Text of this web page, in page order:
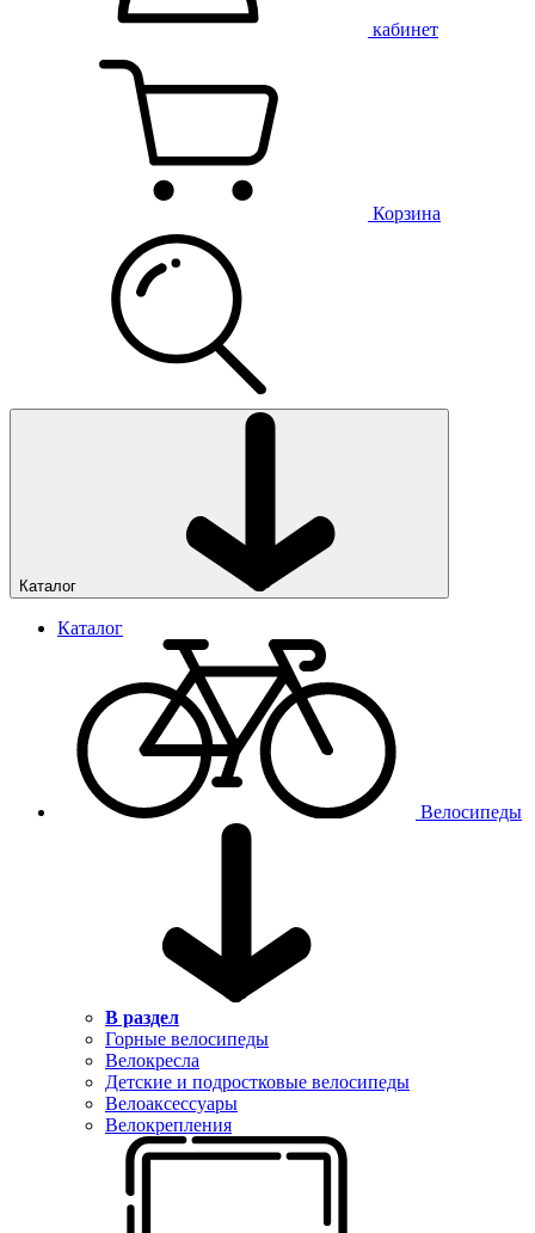
кабинет
Корзина
Каталог
Каталог
Велосипеды
В раздел
Горные велосипеды
Велокресла
Детские и подростковые велосипеды
Велоаксессуары
Велокрепления